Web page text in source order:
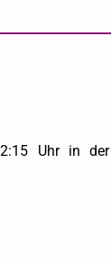
Uhr in der